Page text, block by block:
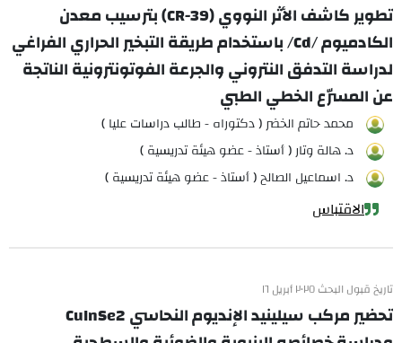
تطوير كاشف الأثر النووي (CR-39) بترسيب معدن
الكادميوم /Cd/ باستخدام طريقة التبخير الحراري الفراغي
لدراسة التدفق النتروني والجرعة الفوتونترونية الناتجة
عن المسرّع الخطي الطبي
محمد حاتم الخضر ( دكتوراه - طالب دراسات عليا )
د. هالة وتار ( أستاذ - عضو هيئة تدريسية )
د. اسماعيل الصالح ( أستاذ - عضو هيئة تدريسية )
الاقتباس
تاريخ قبول البحث ٢٠٢٥ أبريل ١٦
تحضير مركب سيلينيد الإنديوم النحاسي CuInSe2